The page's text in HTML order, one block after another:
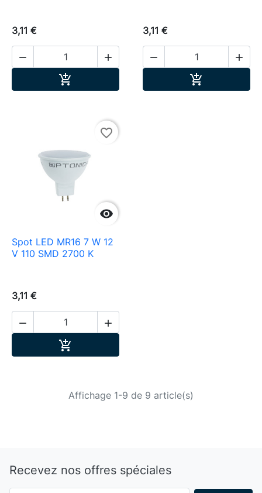
3,11 €
 

3,11 €
 


favorite_border
Spot LED MR16 7 W 12
V 110 SMD 2700 K
3,11 €
 

Affichage 1-9 de 9 article(s)
Recevez nos offres spéciales